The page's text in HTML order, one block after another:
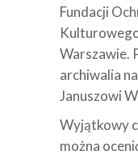
Fundacji
Warszawie.
archiwalia
Januszowi
Wyjątkowy
można